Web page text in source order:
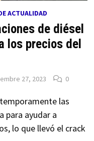
ACTUALIDAD
de diésel
los precios del
27, 2023 0
las
para ayudar a
lo que llevó el crack